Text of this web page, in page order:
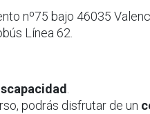
nº75 bajo 46035
Línea 62.
podrás disfrutar de un